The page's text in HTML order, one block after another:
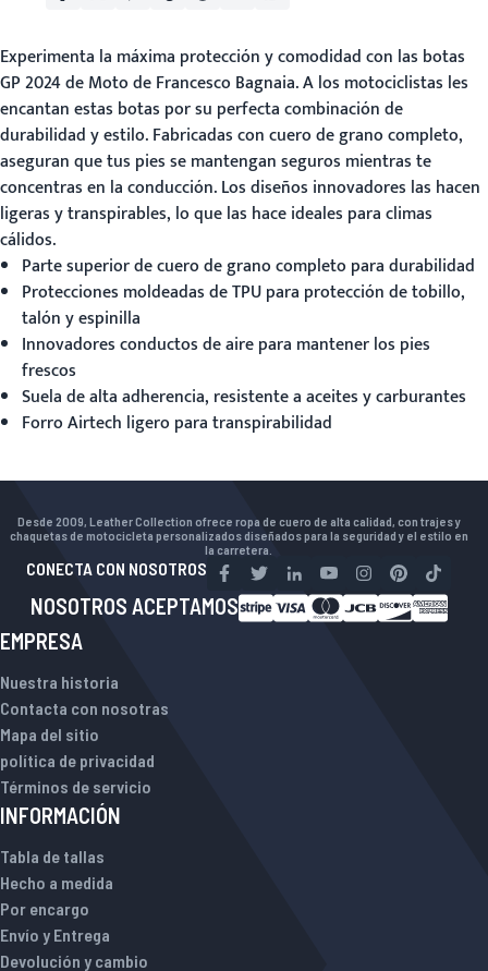
Experimenta la máxima protección y comodidad con las botas
GP 2024 de Motode Francesco Bagnaia. A los motociclistas les
encantan estas botas por su perfecta combinación de
durabilidad y estilo. Fabricadas con cuero de grano completo,
aseguran que tus pies se mantengan seguros mientras te
concentras en la conducción. Los diseños innovadores las hacen
ligeras y transpirables, lo que las hace ideales para climas
cálidos.
Parte superior de cuero de grano completo para durabilidad
Protecciones moldeadas de TPU para protección de tobillo,
talón y espinilla
Innovadores conductos de aire para mantener los pies
frescos
Suela de alta adherencia, resistente a aceites y carburantes
Forro Airtech ligero para transpirabilidad
Desde 2009, Leather Collection ofrece ropa de cuero de alta calidad, con trajes y
chaquetas de motocicleta personalizados diseñados para la seguridad y el estilo en
la carretera.
CONECTA CON NOSOTROS
NOSOTROS ACEPTAMOS
EMPRESA
Nuestra historia
Contacta con nosotras
Mapa del sitio
política de privacidad
Términos de servicio
INFORMACIÓN
Tabla de tallas
Hecho a medida
Por encargo
Envío y Entrega
Devolución y cambio